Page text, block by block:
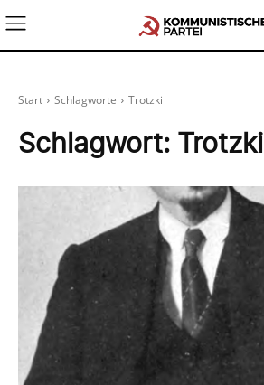
Start Schlagworte Trotzki
Schlagwort: Trotzki